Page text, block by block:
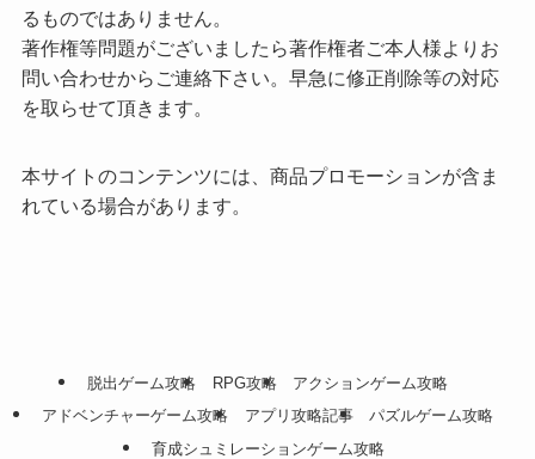
るものではありません。
著作権等問題がございましたら著作権者ご本人様よりお
問い合わせからご連絡下さい。早急に修正削除等の対応
を取らせて頂きます。
本サイトのコンテンツには、商品プロモーションが含ま
れている場合があります。
脱出ゲーム攻略 RPG攻略
アクションゲーム攻略
アドベンチャーゲーム攻略
アプリ攻略記事
パズルゲーム攻略
育成シュミレーションゲーム攻略